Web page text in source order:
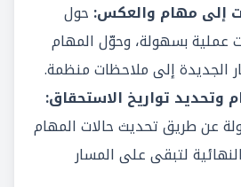
إلى مهام والعكس: حول
عملية بسهولة، وحوّل المهام
الجديدة إلى ملاحظات منظمة.
وتحديد تواريخ الاستحقاق:
عن طريق تحديث حالات المهام
لتبقى على المسار